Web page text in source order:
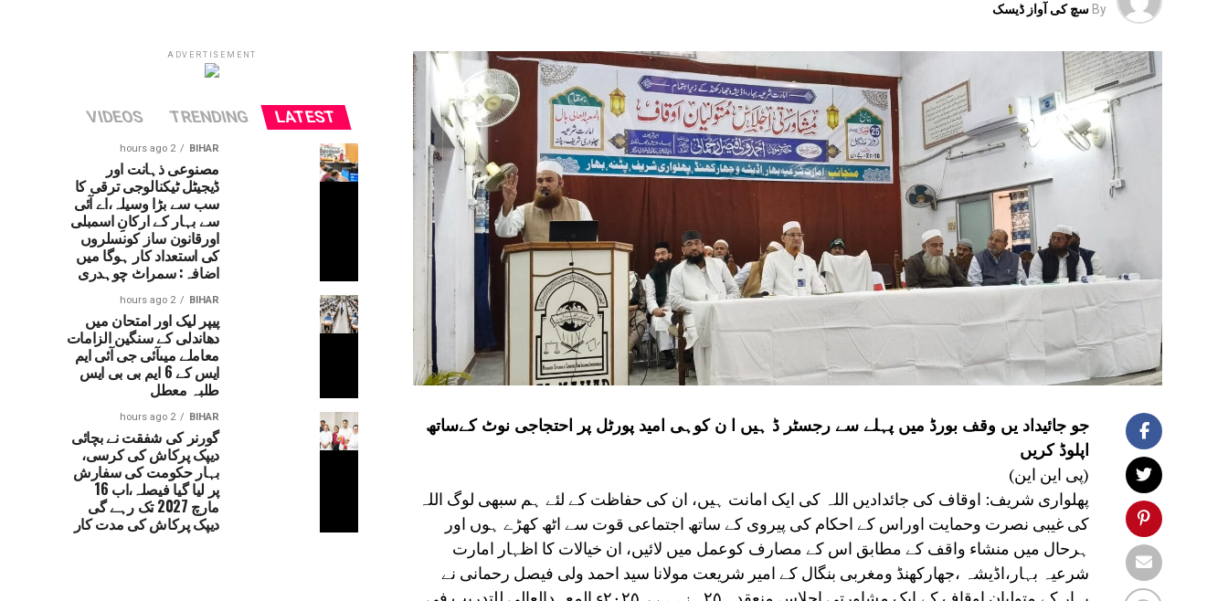
By سچ کی آواز ڈیسک
جو جائیداد یں وقف بورڈ میں پہلے سے رجسٹر ڈ ہیں ا ن کوہی امید پورٹل پر احتجاجی نوٹ کےساتھ
اپلوڈ کریں
(پی این این)
پھلواری شریف: اوقاف کی جائدادیں اللہ کی ایک امانت ہیں، ان کی حفاظت کے لئے ہم سبھی لوگ اللہ
کی غیبی نصرت وحمایت اوراس کے احکام کی پیروی کے ساتھ اجتماعی قوت سے اٹھ کھڑے ہوں اور
ہرحال میں منشاء واقف کے مطابق اس کے مصارف کوعمل میں لائیں، ان خیالات کا اظہار امارت
شرعیہ بہار،اڈیشہ ،جھارکھنڈ ومغربی بنگال کے امیر شریعت مولانا سید احمد ولی فیصل رحمانی نے
ADVERTISEMENT
LATEST
TRENDING
VIDEOS
BIHAR
2 hours ago
مصنوعی ذہانت اور
ڈیجیٹل ٹیکنالوجی ترقی کا
سب سے بڑا وسیلہ،اے آئی
سے بہار کے ارکانِ اسمبلی
اورقانون ساز کونسلروں
کی استعداد کار ہوگا میں
اضافہ: سمراٹ چوہدری
BIHAR
2 hours ago
پیپر لیک اور امتحان میں
دھاندلی کے سنگین الزامات
معاملے میںآئی جی آئی ایم
ایس کے 6 ایم بی بی ایس
طلبہ معطل
BIHAR
2 hours ago
گورنر کی شفقت نے بچائی
دیپک پرکاش کی کرسی،
بہار حکومت کی سفارش
پر لیا گیا فیصلہ،اب 16
مارچ 2027 تک رہے گی
دیپک پرکاش کی مدت کار